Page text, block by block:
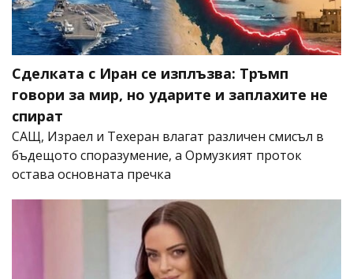
Сделката с Иран се изплъзва: Тръмп
говори за мир, но ударите и заплахите не
спират
САЩ, Израел и Техеран влагат различен смисъл в
бъдещото споразумение, а Ормузкият проток
остава основната пречка